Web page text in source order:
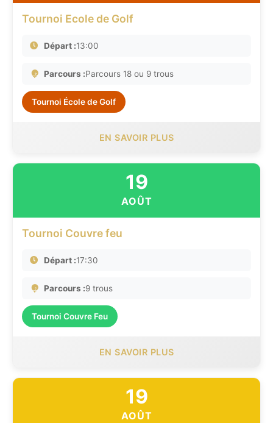
Tournoi Ecole de Golf
Départ :13:00
Parcours :Parcours 18 ou 9 trous
Tournoi École de Golf
EN SAVOIR PLUS
19
AOÛT
Tournoi Couvre feu
Départ :17:30
Parcours :9 trous
Tournoi Couvre Feu
EN SAVOIR PLUS
19
AOÛT